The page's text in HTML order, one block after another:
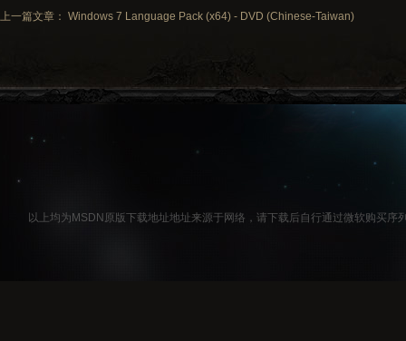
上一篇文章： Windows 7 Language Pack (x64) - DVD (Chinese-Taiwan)
以上均为MSDN原版下载地址地址来源于网络，请下载后自行通过微软购买